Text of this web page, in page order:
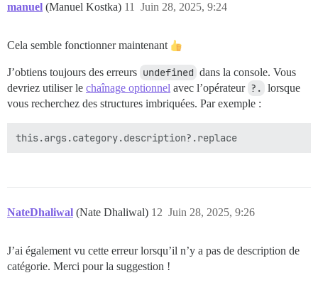
manuel (Manuel Kostka) Juin 28, 2025, 9:24
11
Cela semble fonctionner maintenant
J’obtiens toujours des erreurs undefined dans la console. Vous
devriez utiliser le chaînage optionnel avec l’opérateur ?. lorsque
vous recherchez des structures imbriquées. Par exemple :
NateDhaliwal (Nate Dhaliwal) Juin 28, 2025, 9:26
12
J’ai également vu cette erreur lorsqu’il n’y a pas de description de
catégorie. Merci pour la suggestion !